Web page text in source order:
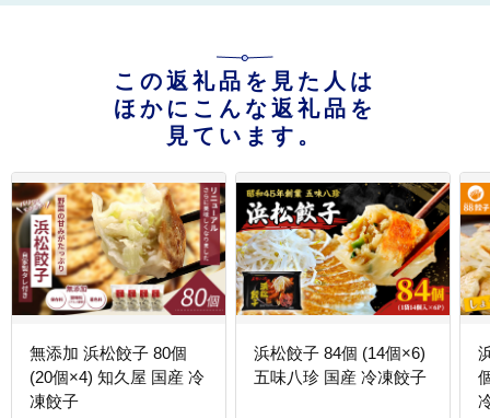
この返礼品を見た人は
ほかにこんな返礼品を
見ています。
無添加 浜松餃子 80個
(20個×4) 知久屋 国産 冷
凍餃子
浜松餃子 84個 (14個×6)
五味八珍 国産 冷凍餃子